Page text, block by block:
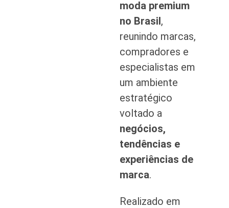
moda premium
no Brasil,
reunindo marcas,
compradores e
especialistas em
um ambiente
estratégico
voltado a
negócios,
tendências e
experiências de
marca.
Realizado em